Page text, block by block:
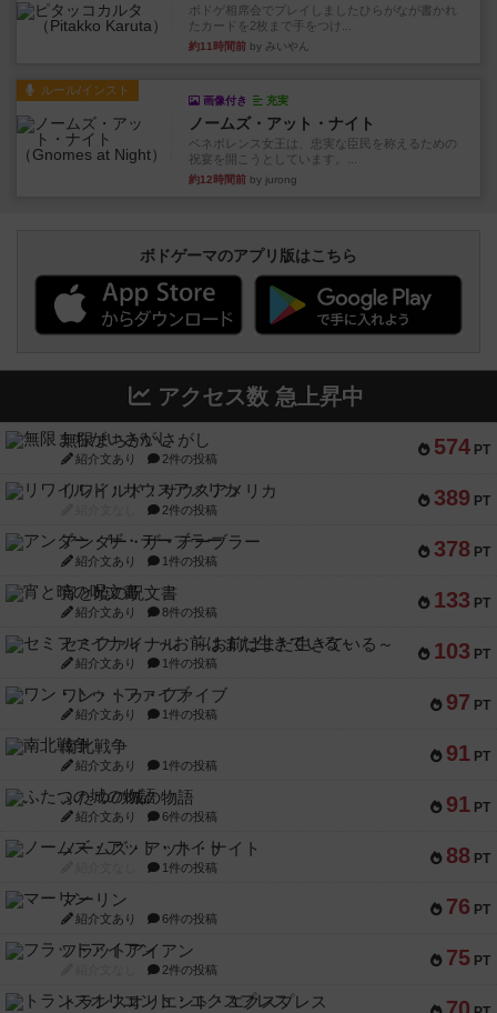
ボドゲ相席会でプレイしましたひらがなが書かれ
たカードを2枚まで手をつけ...
約11時間前 by みいやん
ルール/インスト
画像付き 充実
ノームズ・アット・ナイト
ベネボレンス女王は、忠実な臣民を称えるための
祝宴を開こうとしています。...
約12時間前 by jurong
ボドゲーマのアプリ版はこちら
アクセス数 急上昇中
574 PT
無限まちがいさがし
紹介文あり 2件の投稿
389 PT
リワイルド：サウスアメリカ
2件の投稿
378 PT
アンダー・ザ・テーブラー
紹介文あり 1件の投稿
133 PT
宵と暁の呪文書
紹介文あり 8件の投稿
103 PT
セミファイナル ～お前はまだ生きている～
紹介文あり 1件の投稿
97 PT
ワン・トゥ・ファイブ
紹介文あり 1件の投稿
91 PT
南北戦争
紹介文あり 1件の投稿
91 PT
ふたつの城の物語
紹介文あり 6件の投稿
88 PT
ノームズ・アット・ナイト
1件の投稿
76 PT
マーリン
紹介文あり 6件の投稿
75 PT
フラットアイアン
2件の投稿
トランスオリエント・エクスプレス